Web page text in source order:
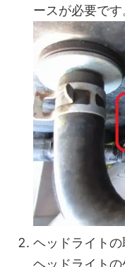
ースが必要です
ヘッドライトの
ヘッドライト